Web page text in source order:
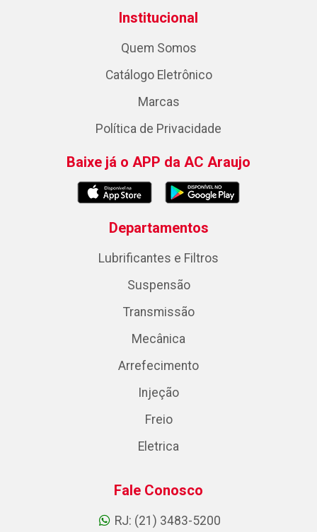
Institucional
Quem Somos
Catálogo Eletrônico
Marcas
Política de Privacidade
Baixe já o APP da AC Araujo
Departamentos
Lubrificantes e Filtros
Suspensão
Transmissão
Mecânica
Arrefecimento
Injeção
Freio
Eletrica
Fale Conosco
RJ: (21) 3483-5200